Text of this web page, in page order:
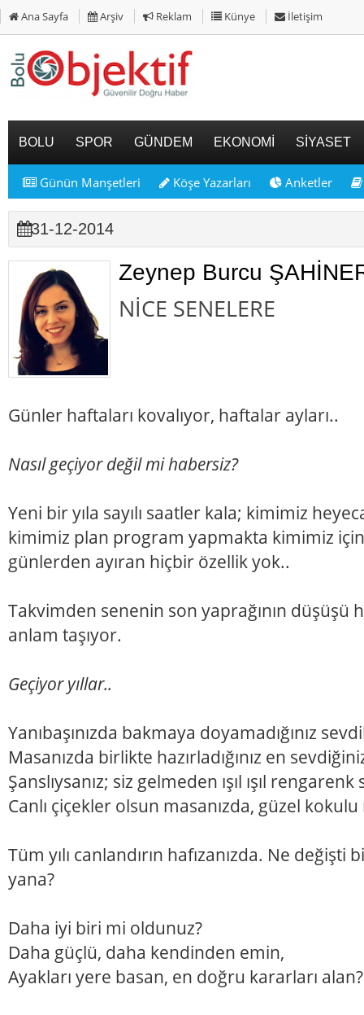
Ana Sayfa Arşiv Reklam Künye İletişim
BOLU SPOR GÜNDEM EKONOMİ SİYASET
Günün Manşetleri Köşe Yazarları Anketler
31-12-2014
Zeynep Burcu
NİCE SENELERE
Günler haftaları kovalıyor, haftalar ayları..
Nasıl geçiyor değil mi habersiz?
Yeni bir yıla sayılı saatler kala; kimimiz
kimimiz plan program yapmakta kimimiz
günlerden ayıran hiçbir özellik yok..
Takvimden senenin son yaprağının düşüşü
anlam taşıyor.
Geçiyor yıllar..
Yanıbaşınızda bakmaya doyamadığınız
Masanızda birlikte hazırladığınız en
Şanslıysanız; siz gelmeden ışıl ışıl
Canlı çiçekler olsun masanızda, güzel
Tüm yılı canlandırın hafızanızda. Ne
yana?
Daha iyi biri mi oldunuz?
Daha güçlü, daha kendinden emin,
Ayakları yere basan, en doğru kararları alan?